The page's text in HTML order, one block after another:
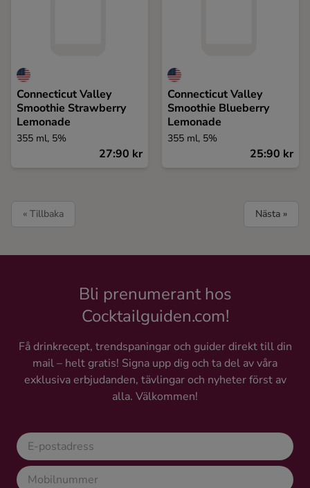
Connecticut Valley
Smoothie Strawberry
Lemonade
355 ml, 5%
27:90 kr
Connecticut Valley
Smoothie Blueberry
Lemonade
355 ml, 5%
25:90 kr
« Tillbaka Nästa »
Bli prenumerant hos
Cocktailguiden.com!
Få drinkrecept, trendspaningar och guider direkt till din
mail – helt gratis! Signa upp dig och ta del av våra
exklusiva erbjudanden, tävlingar och nyheter först av
alla. Välkommen!